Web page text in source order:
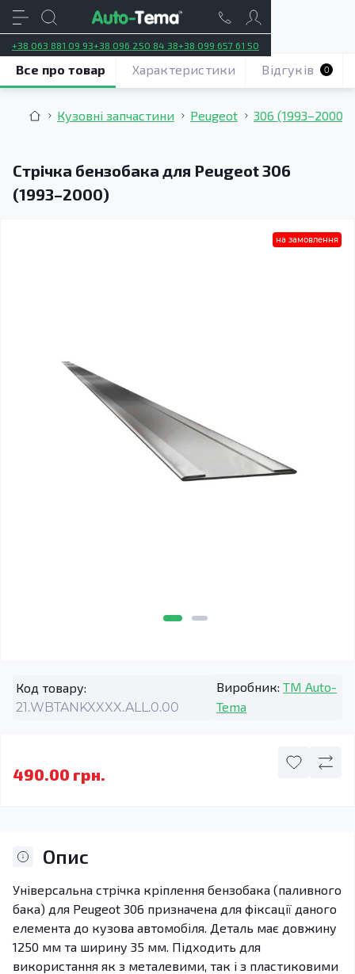
+38 063 881 09 93+38 096 250 84 38+38 099 657 61 50
Кузовні запчастини Peugeot 306 (1993–2000)
Стрічка бензобака для Peugeot 306
(1993–2000)
Все про товар Характеристики Відгуків 0
на замовлення
Код товару:
21.WBTANKXXXX.ALL.0.00
Виробник: TM Auto-
Tema
490.00 грн.
Опис
Універсальна стрічка кріплення бензобака (паливного
бака) для Peugeot 306 призначена для фіксації даного
елемента до кузова автомобіля. Деталь має довжину
1250 мм та ширину 35 мм. Підходить для
використання як з металевими, так і з пластиковими